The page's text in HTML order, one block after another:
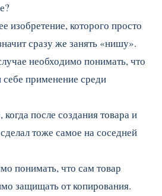
изобретение, которого просто
сразу же занять «нишу».
необходимо понимать, что
применение среди
после создания товара и
тоже самое на соседней
понимать, что сам товар
защищать от копирования.